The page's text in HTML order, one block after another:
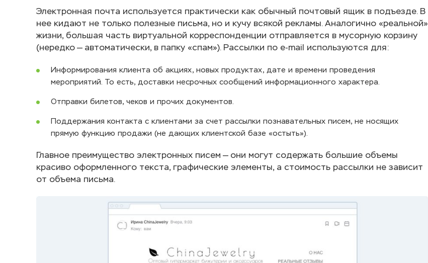
Электронная почта используется практически как обычный почтовый ящик в подъезде. В
нее кидают не только полезные письма, но и кучу всякой рекламы. Аналогично «реальной»
жизни, большая часть виртуальной корреспонденции отправляется в мусорную корзину
(нередко — автоматически, в папку «спам»). Рассылки по e-mail используются для:
Информирования клиента об акциях, новых продуктах, дате и времени проведения
мероприятий. То есть, доставки несрочных сообщений информационного характера.
Отправки билетов, чеков и прочих документов.
Поддержания контакта с клиентами за счет рассылки познавательных писем, не носящих
прямую функцию продажи (не дающих клиентской базе «остыть»).
Главное преимущество электронных писем — они могут содержать большие объемы
красиво оформленного текста, графические элементы, а стоимость рассылки не зависит
от объема письма.